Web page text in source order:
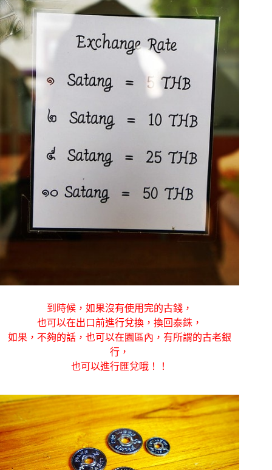
到時候，如果沒有使用完的古錢，
也可以在出口前進行兌換，換回泰銖，
如果，不夠的話，也可以在園區內，有所謂的古老銀
行，
也可以進行匯兌哦！！